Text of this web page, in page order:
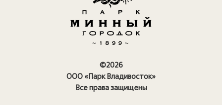
©2026
ООО «Парк Владивосток»
Все права защищены